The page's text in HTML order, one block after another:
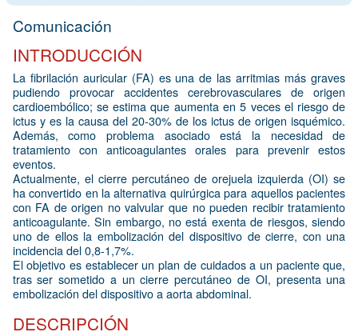
Comunicación
INTRODUCCIÓN
La fibrilación auricular (FA) es una de las arritmias más graves
pudiendo provocar accidentes cerebrovasculares de origen
cardioembólico; se estima que aumenta en 5 veces el riesgo de
ictus y es la causa del 20-30% de los ictus de origen isquémico.
Además, como problema asociado está la necesidad de
tratamiento con anticoagulantes orales para prevenir estos
eventos.
Actualmente, el cierre percutáneo de orejuela izquierda (OI) se
ha convertido en la alternativa quirúrgica para aquellos pacientes
con FA de origen no valvular que no pueden recibir tratamiento
anticoagulante. Sin embargo, no está exenta de riesgos, siendo
uno de ellos la embolización del dispositivo de cierre, con una
incidencia del 0,8-1,7%.
El objetivo es establecer un plan de cuidados a un paciente que,
tras ser sometido a un cierre percutáneo de OI, presenta una
embolización del dispositivo a aorta abdominal.
DESCRIPCIÓN